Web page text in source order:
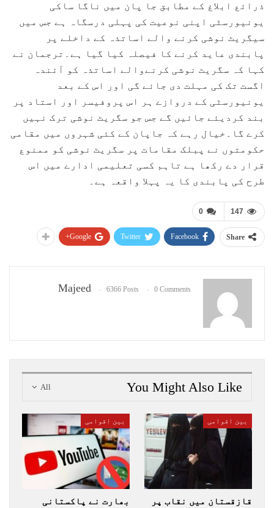
ذرائع ابلاغ کے مطابق جا پان میں ناگا ساکی
یونیورسٹی اپنی نوعیت کی پہلی درسگاہ ہے جس میں
سیگریٹ نوشی کرنے والے اساتذہ کے داخلے پر
پابندی عاید کرنے کا فیصلہ کیا گیا ہے۔ترجمان نے
کہا کہ سگریٹ نوشی کرنےوالے اساتذہ کو آئندہ
اگست تک کی مہلت دی جائے گی اور اس کے بعد
یونیورسٹی کے دروازے ہر اس پروفیسر اور استاد پر
بند کردیئے جائیں گے جس جو سگریٹ نوشی ترک نہیں
کرے گا۔خیال رہے کہ جاپان کے کئی شہروں میں مقامی
حکومتوں نے پبلک مقامات پر سگریٹ نوشی کو ممنوع
قرار دے رکھا ہے تاہم کسی تعلیمی ادارے میں اس
طرح کی پابندی کا یہ پہلا واقعہ ہے۔
0 147
Share
Facebook
Twitter
Google+
Majeed 6366 Posts 0 Comments
All You Might Also Like
بین اقوامی
قازقستان میں نقاب پر
بین اقوامی
بھارت نے پاکستانی